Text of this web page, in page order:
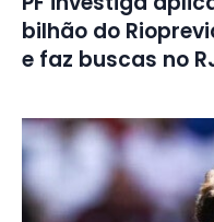
bilhão do
e faz buscas no